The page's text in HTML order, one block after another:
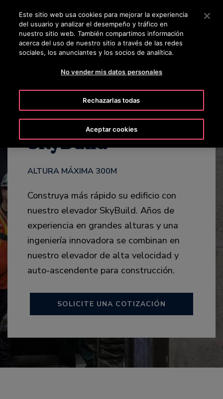
Pulse Intro para saltar al contenido principal
BUSCAR
SkyBuild™
ALTURA MÁXIMA 300M
Construya más rápido su edificio con
nuestro elevador SkyBuild. Años de
experiencia en grandes alturas y una
ingeniería innovadora se combinan en
nuestro elevador de alta velocidad y
auto-ascendente para construcción.
SOLICITE UNA COTIZACIÓN
Este sitio web usa cookies para mejorar la experiencia
del usuario y analizar el desempeño y tráfico en
nuestro sitio web. También compartimos información
acerca del uso de nuestro sitio a través de las redes
sociales, los anunciantes y los socios de analítica.
No vender mis datos personales
Rechazarlas todas
Aceptar cookies